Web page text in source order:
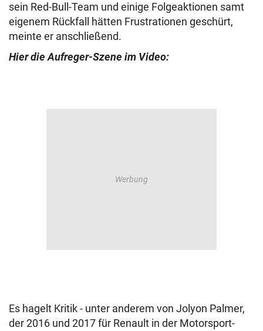
sein Red-Bull-Team und einige Folgeaktionen samt
eigenem Rückfall hätten Frustrationen geschürt,
meinte er anschließend.
Hier die Aufreger-Szene im Video:
Es hagelt Kritik - unter anderem von Jolyon Palmer,
der 2016 und 2017 für Renault in der Motorsport-